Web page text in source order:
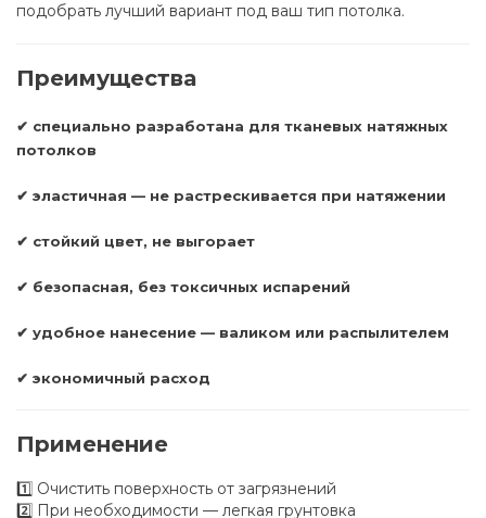
подобрать лучший вариант под ваш тип потолка.
Преимущества
✔ специально разработана для тканевых натяжных
потолков
✔ эластичная — не растрескивается при натяжении
✔ стойкий цвет, не выгорает
✔ безопасная, без токсичных испарений
✔ удобное нанесение — валиком или распылителем
✔ экономичный расход
Применение
1️⃣ Очистить поверхность от загрязнений
2️⃣ При необходимости — легкая грунтовка